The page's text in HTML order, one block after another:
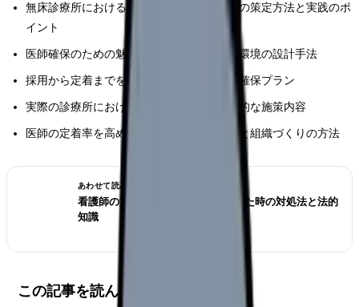
無床診療所における効果的な医師採用戦略の策定方法と実践のポ
イント
医師確保のための魅力的な給与体系と勤務環境の設計手法
採用から定着までを見据えた包括的な人材確保プラン
実際の診療所における採用成功事例と具体的な施策内容
医師の定着率を高めるためのキャリア支援と組織づくりの方法
あわせて読みたい
看護師の退職交渉術｜引き止められた時の対処法と法的
知識
この記事を読んでほしい人